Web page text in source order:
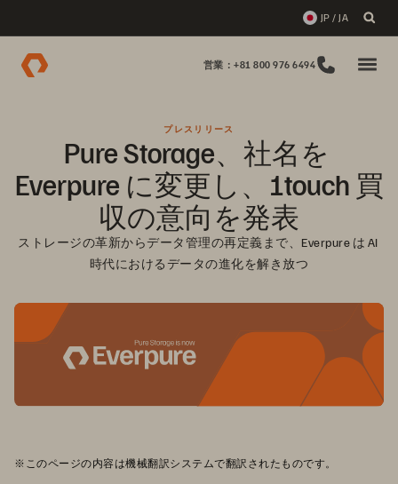
JP / JA
営業：+81 800 976 6494
プレスリリース
Pure Storage、社名を
Everpure に変更し、1touch 買
収の意向を発表
ストレージの革新からデータ管理の再定義まで、Everpure は AI
時代におけるデータの進化を解き放つ
※このページの内容は機械翻訳システムで翻訳されたものです。